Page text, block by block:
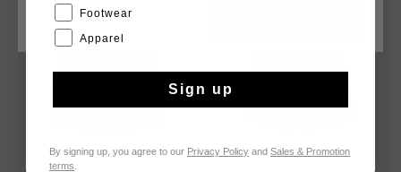
CANCEL
Footwear
Apparel
Sign up
By signing up, you agree to our Privacy Policy and Sales & Promotion
terms